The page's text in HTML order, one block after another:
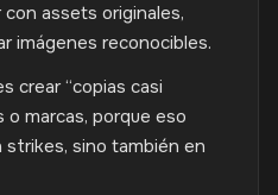
assets originales,
imágenes reconocibles.
crear “copias casi
marcas, porque eso
sino también en